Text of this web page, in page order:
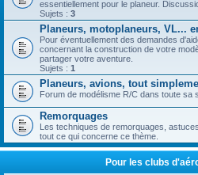
essentiellement pour le planeur.
Sujets : 3
Planeurs, motoplaneurs, VL...
Pour éventuellement des demandes
concernant la construction de votre
partager votre aventure.
Sujets : 1
Planeurs, avions, tout
Forum de modélisme R/C dans toute sa
Remorquages
Les techniques de remorquages,
tout ce qui concerne ce thème.
Pour les clubs